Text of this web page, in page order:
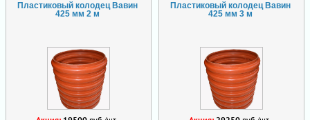
Пластиковый колодец Вавин
425 мм 2 м
Пластиковый колодец Вавин
425 мм 3 м